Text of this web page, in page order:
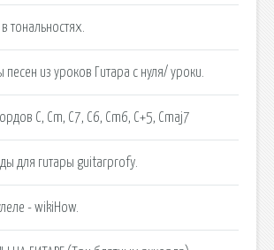
тональностях.
песен из уроков Гитара с нуля/ уроки.
C, Cm, C7, C6, Cm6, C+5, Cmaj7
для гитары guitarprofy.
- wikiHow.